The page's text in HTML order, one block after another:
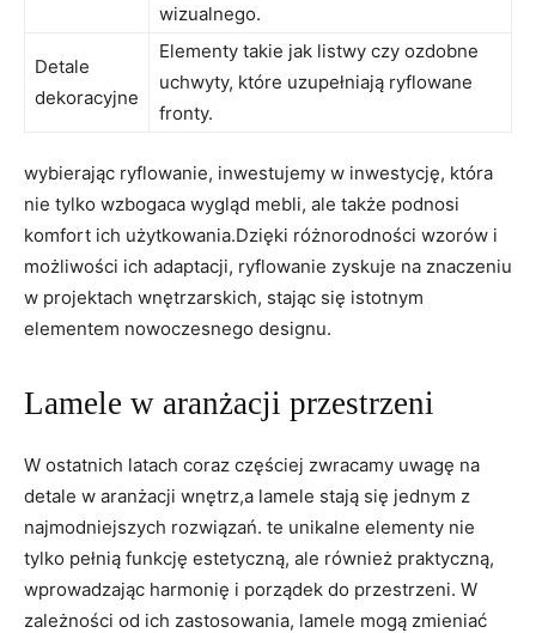
wizualnego.
Detale
dekoracyjne
Elementy takie jak listwy czy ozdobne
uchwyty, które uzupełniają ryflowane
fronty.
wybierając ryflowanie, inwestujemy w inwestycję, która
nie tylko wzbogaca wygląd mebli, ale także podnosi
komfort ich użytkowania.Dzięki różnorodności wzorów i
możliwości ich adaptacji, ryflowanie zyskuje na znaczeniu
w projektach wnętrzarskich, stając się istotnym
elementem nowoczesnego designu.
Lamele w aranżacji przestrzeni
W ostatnich latach coraz częściej zwracamy uwagę na
detale w aranżacji wnętrz,a lamele stają się jednym z
najmodniejszych rozwiązań. te unikalne elementy nie
tylko pełnią funkcję estetyczną, ale również praktyczną,
wprowadzając harmonię i porządek do przestrzeni. W
zależności od ich zastosowania, lamele mogą zmieniać